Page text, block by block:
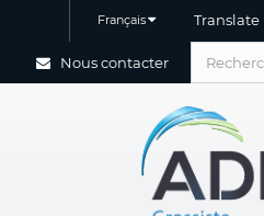
Translate
Français
Nous contacter